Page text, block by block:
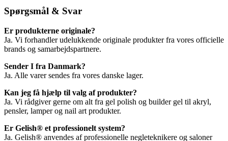
Spørgsmål & Svar
Er produkterne originale?
Ja. Vi forhandler udelukkende originale produkter fra vores officielle
brands og samarbejdspartnere.
Sender I fra Danmark?
Ja. Alle varer sendes fra vores danske lager.
Kan jeg få hjælp til valg af produkter?
Ja. Vi rådgiver gerne om alt fra gel polish og builder gel til akryl,
pensler, lamper og nail art produkter.
Er Gelish® et professionelt system?
Ja. Gelish® anvendes af professionelle negleteknikere og saloner